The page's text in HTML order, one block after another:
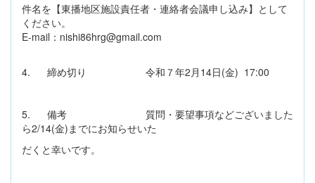
件名を【東播地区施設責任者・連絡者会議申し込み】として
ください。
E-mail：nishi86hrg@gmail.com
4. 締め切り 令和７年2月14日(金) 17:00
5. 備考 質問・要望事項などございました
ら2/14(金)までにお知らせいた
だくと幸いです。